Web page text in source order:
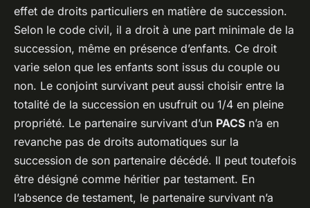
effet de droits particuliers en matière de succession.
Selon le code civil, il a droit à une part minimale de la
succession, même en présence d’enfants. Ce droit
varie selon que les enfants sont issus du couple ou
non. Le conjoint survivant peut aussi choisir entre la
totalité de la succession en usufruit ou 1/4 en pleine
propriété. Le partenaire survivant d’un PACS n’a en
revanche pas de droits automatiques sur la
succession de son partenaire décédé. Il peut toutefois
être désigné comme héritier par testament. En
l’absence de testament, le partenaire survivant n’a